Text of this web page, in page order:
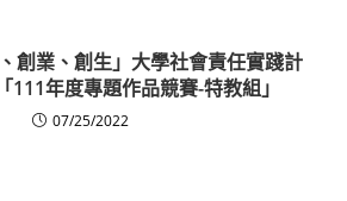
創業、創生」大學社會責任實踐計
111年度專題作品競賽-特教組」
07/25/2022